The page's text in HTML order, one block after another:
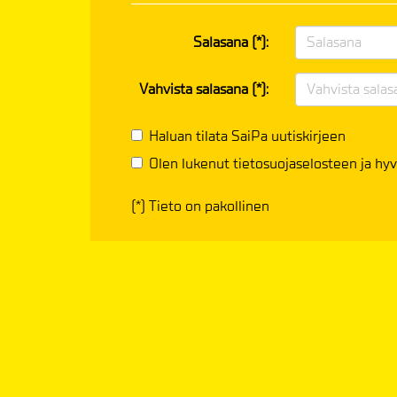
Salasana (*):
Vahvista salasana (*):
Haluan tilata SaiPa uutiskirjeen
Olen lukenuttietosuojaselosteen ja
(*) Tieto on pakollinen